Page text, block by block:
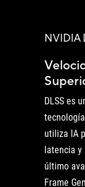
NVIDIA
DLSS es
utiliza IA
latencia y
último
Frame